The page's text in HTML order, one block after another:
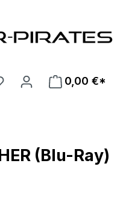
0,00 €*
(Blu-Ray)